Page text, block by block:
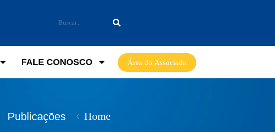
FALE CONOSCO Área do Associado
Publicações Home